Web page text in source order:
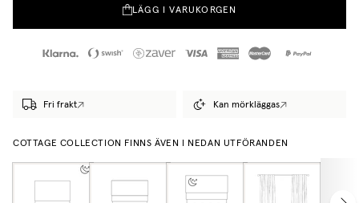
LÄGG I VARUKORGEN
Fri frakt Kan mörkläggas
COTTAGE COLLECTION FINNS ÄVEN I NEDAN UTFÖRANDEN